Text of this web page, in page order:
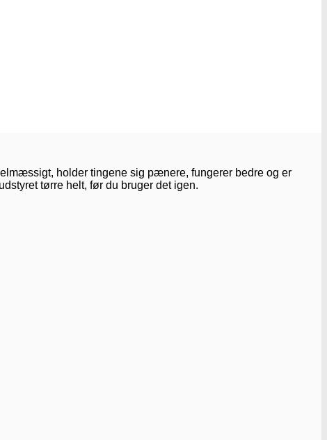
holder tingene sig pænere, fungerer bedre og er
tørre helt, før du bruger det igen.